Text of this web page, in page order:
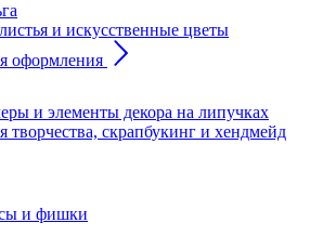
и искусственные цветы
оформления
и элементы декора на липучках
творчества, скрапбукинг и хендмейд
и фишки